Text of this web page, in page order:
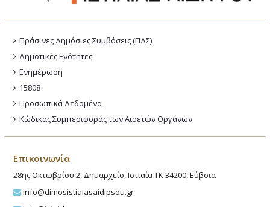
Πράσινες Δημόσιες Συμβάσεις (ΠΔΣ)
Δημοτικές Ενότητες
Ενημέρωση
15808
Προσωπικά Δεδομένα
Κώδικας Συμπεριφοράς των Αιρετών Οργάνων
Επικοινωνία
28ης Οκτωβρίου 2, Δημαρχείο, Ιστιαία ΤΚ 34200, Εύβοια
info@dimosistiaiasaidipsou.gr